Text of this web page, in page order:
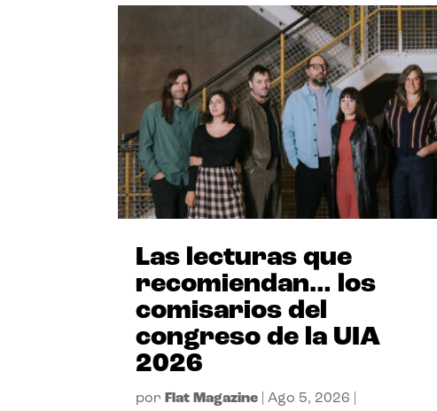
Las lecturas que
recomiendan… los
comisarios del
congreso de la UIA
2026
por Flat Magazine |Ago 5, 2026